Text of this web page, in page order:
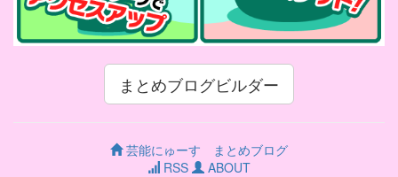
まとめブログビルダー
芸能にゅーす まとめブログ
RSS
ABOUT